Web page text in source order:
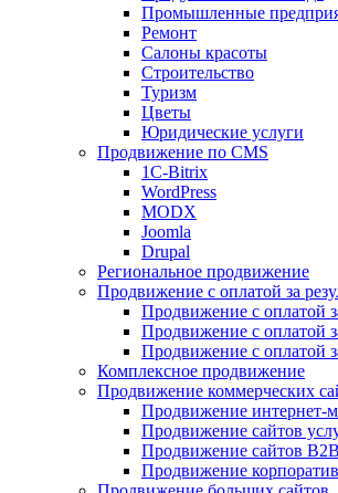
Промышленные
Ремонт
Салоны красоты
Строительство
Туризм
Цветы
Юридические услуги
Продвижение по CMS
1C-Bitrix
WordPress
MODX
Joomla
Drupal
Региональное продвижение
Продвижение с оплатой за
Продвижение с оплатой
Продвижение с оплатой
Продвижение с оплатой
Комплексное продвижение
Продвижение коммерческих
Продвижение интернет-
Продвижение сайтов
Продвижение сайтов B2B
Продвижение